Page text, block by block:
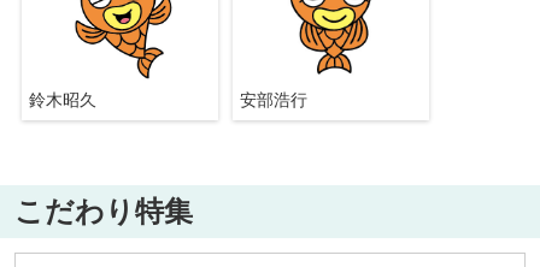
鈴木昭久 安部浩行
こだわり特集